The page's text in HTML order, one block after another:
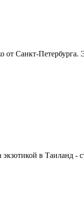
от Санкт-
в Таиланд -